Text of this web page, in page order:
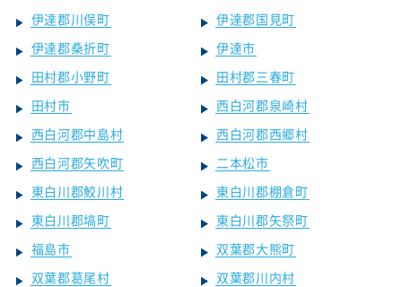
伊達郡川俣町
伊達郡国見町
伊達郡桑折町
伊達市
田村郡小野町
田村郡三春町
田村市
西白河郡泉崎村
西白河郡中島村
西白河郡西郷村
西白河郡矢吹町
二本松市
東白川郡鮫川村
東白川郡棚倉町
東白川郡塙町
東白川郡矢祭町
福島市
双葉郡大熊町
双葉郡葛尾村
双葉郡川内村